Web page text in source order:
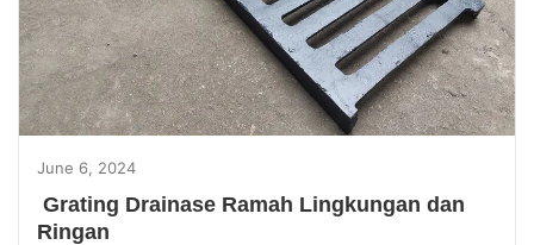
June 6, 2024
Grating Drainase Ramah Lingkungan dan
Ringan